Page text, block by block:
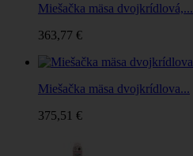
Miešačka mäsa dvojkrídlová,...
363,77 €
Miešačka mäsa dvojkrídlova...
375,51 €